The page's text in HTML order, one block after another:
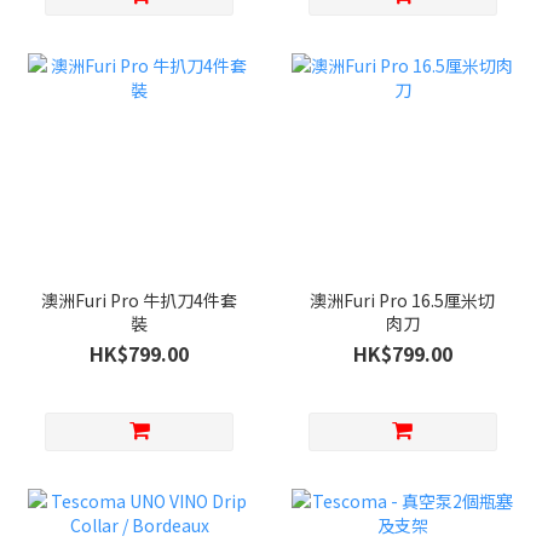
澳洲Furi Pro 牛扒刀4件套
裝
HK$799.00
澳洲Furi Pro 16.5厘米切
肉刀
HK$799.00